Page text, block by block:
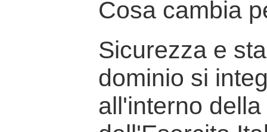
Cosa cambia
Sicurezza e
dominio si
all'interno